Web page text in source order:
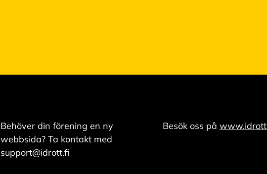
Behöver din förening en ny
webbsida? Ta kontakt med
support@idrott.fi
Besök oss på